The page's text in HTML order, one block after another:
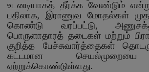
உடனடியாகத் தீர்க்க வேண்டும்
பதிலாக, இராணுவ மோதல்கள்
கொண்டு வரப்பட்டு,
பொருளாதாரத் தடைகள் மற்றும்
குறித்த பேச்சுவார்த்தைகள்
கட்டமான
ஏற்றுக்கொண்டுள்ளது.